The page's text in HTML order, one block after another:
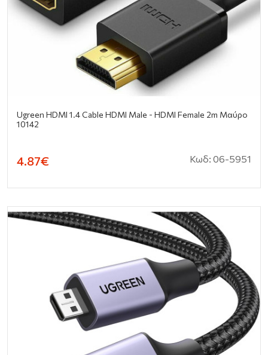
Ugreen HDMI 1.4 Cable HDMI Male - HDMI Female 2m Μαύρο
10142
4.87€ Κωδ: 06-5951